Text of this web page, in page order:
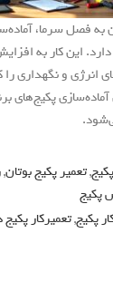
فصل سرما،
این کار به
انرژی و نگهداری
پکیج‌های
,تعمیر پکیج بوتان,
پکیج
پکیج,تعمیرکار